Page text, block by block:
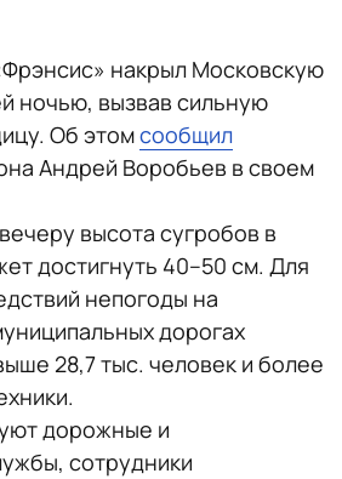
накрыл Московскую
ночью, вызвав сильную
Об этомсообщил
Андрей Воробьев в своем
высота сугробов в
достигнуть 40–50 см. Для
непогоды на
дорогах
28,7 тыс. человек и более
дорожные и
сотрудники